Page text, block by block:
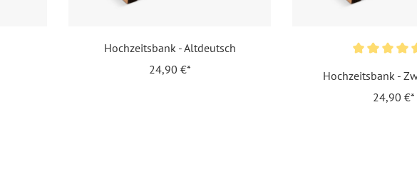
Personalisierung:
Hochzeitsbank - Altdeutsch
24,90 €*
Hochzeitsbank -
24,90 €*